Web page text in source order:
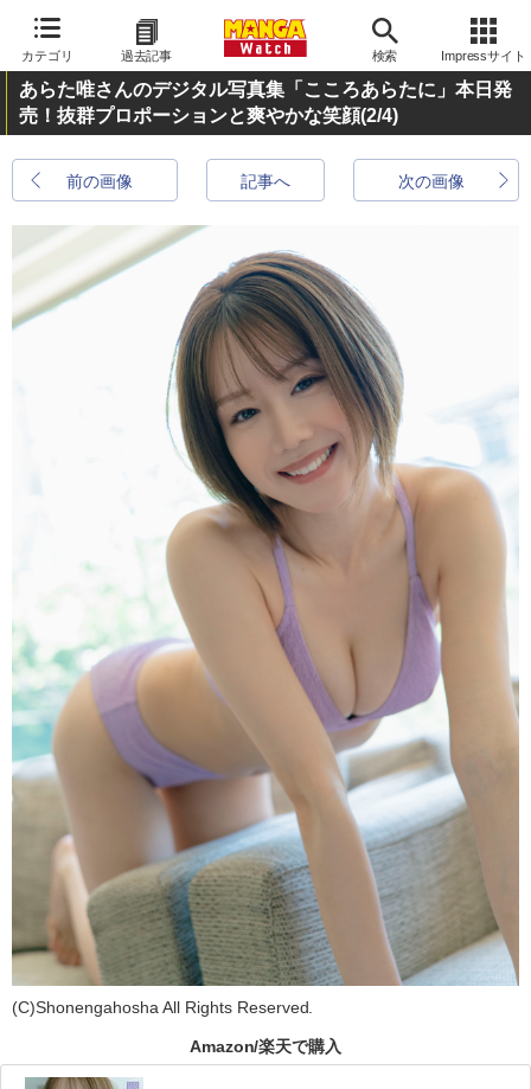
カテゴリ 過去記事 検索 Impressサイト
あらた唯さんのデジタル写真集「こころあらたに」本日発
売！抜群プロポーションと爽やかな笑顔(2/4)
前の画像 次の画像
記事へ
(C)Shonengahosha All Rights Reserved.
Amazon/楽天で購入